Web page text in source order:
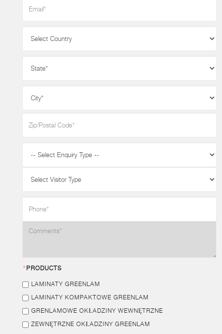
* PRODUCTS
LAMINATY GREENLAM
LAMINATY KOMPAKTOWE GREENLAM
GRENLAMOWE OKŁADZINY WEWNĘTRZNE
ZEWNĘTRZNE OKŁADZINY GREENLAM